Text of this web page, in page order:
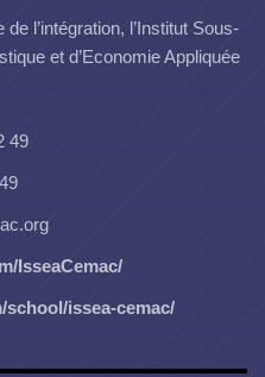
l’intégration, l’Institut Sous-
et d’Economie Appliquée
49
IsseaCemac/
issea-cemac/